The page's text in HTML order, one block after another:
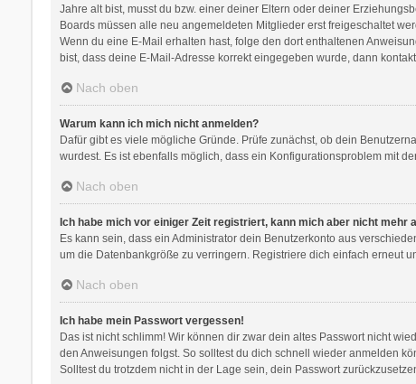
Jahre alt bist, musst du bzw. einer deiner Eltern oder deiner
Boards müssen alle neu angemeldeten Mitglieder erst freigeschaltet
Wenn du eine E-Mail erhalten hast, folge den dort enthaltenen
bist, dass deine E-Mail-Adresse korrekt eingegeben wurde, dann
Nach oben
Warum kann ich mich nicht anmelden?
Dafür gibt es viele mögliche Gründe. Prüfe zunächst, ob dein
wurdest. Es ist ebenfalls möglich, dass ein Konfigurationsproblem mit
Nach oben
Ich habe mich vor einiger Zeit registriert, kann mich aber nicht mehr
Es kann sein, dass ein Administrator dein Benutzerkonto aus
um die Datenbankgröße zu verringern. Registriere dich einfach erneut
Nach oben
Ich habe mein Passwort vergessen!
Das ist nicht schlimm! Wir können dir zwar dein altes Passwort nicht
den Anweisungen folgst. So solltest du dich schnell wieder anmelden
Solltest du trotzdem nicht in der Lage sein, dein Passwort